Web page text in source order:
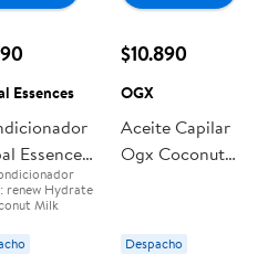
Essences
Essences
Milk
renew Hydrate
Milk
$10.890
OGX
Aceite Capilar
Ogx Coconut
Despacho